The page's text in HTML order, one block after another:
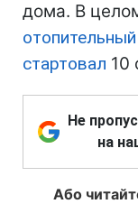
дома. В
стартовал 10
Не
на
Або